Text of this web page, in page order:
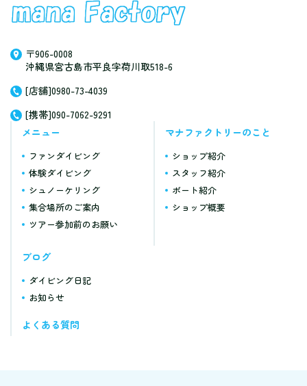
〒906-0008
沖縄県宮古島市平良字荷川取518-6
[店舗]0980-73-4039
[携帯]090-7062-9291
メニュー
ファンダイビング
体験ダイビング
シュノーケリング
集合場所のご案内
ツアー参加前のお願い
マナファクトリーのこと
ショップ紹介
スタッフ紹介
ボート紹介
ショップ概要
ブログ
ダイビング日記
お知らせ
よくある質問